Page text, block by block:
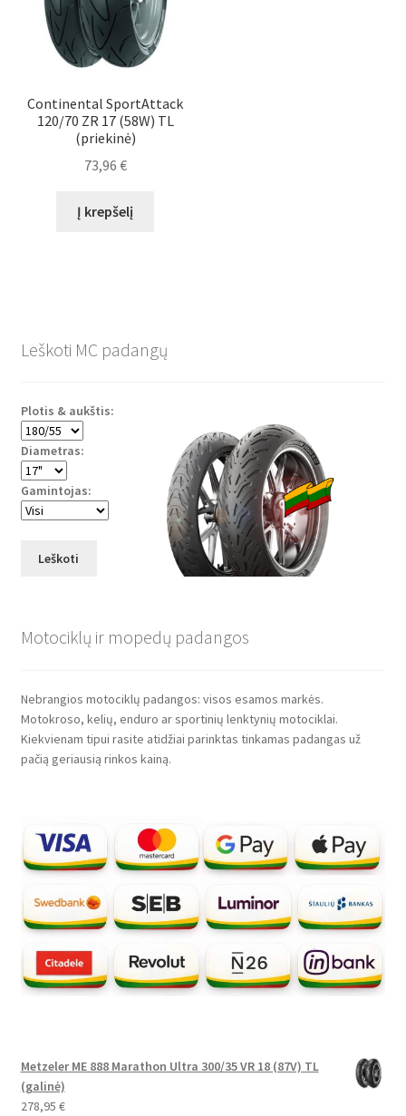
Continental SportAttack
120/70 ZR 17 (58W) TL
(priekinė)
73,96 €
Į krepšelį
Leškoti MC padangų
Plotis & aukštis:
Diametras:
Gamintojas:
Leškoti
Motociklų ir mopedų padangos
Nebrangios motociklų padangos: visos esamos markės.
Motokroso, kelių, enduro ar sportinių lenktynių motociklai.
Kiekvienam tipui rasite atidžiai parinktas tinkamas padangas už
pačią geriausią rinkos kainą.
Metzeler ME 888 Marathon Ultra 300/35 VR 18 (87V) TL
(galinė)
278,95 €